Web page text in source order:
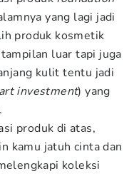
yang lagi jadi
produk kosmetik
luar tapi juga
kulit tentu jadi
investment) yang
produk di atas,
kamu jatuh cinta dan
koleksi